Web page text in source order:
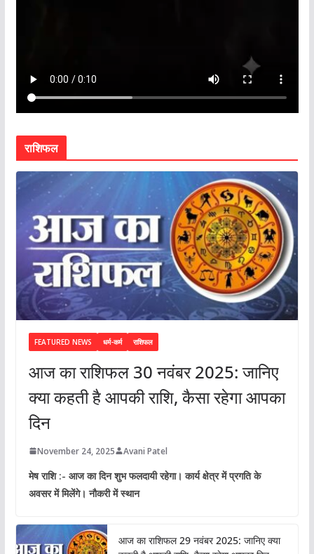
राशिफल
FEATURED NEWS धर्म-कर्म राशिफल
आज का राशिफल 30 नवंबर 2025: जानिए
क्या कहती है आपकी राशि, कैसा रहेगा आपका
दिन
November 24, 2025 Avani Patel
मेष राशि :- आज का दिन शुभ फलदायी रहेगा। कार्य क्षेत्र में प्रगति के
अवसर में मिलेंगे। नौकरी में स्थान
आज का राशिफल 29 नवंबर 2025: जानिए क्या